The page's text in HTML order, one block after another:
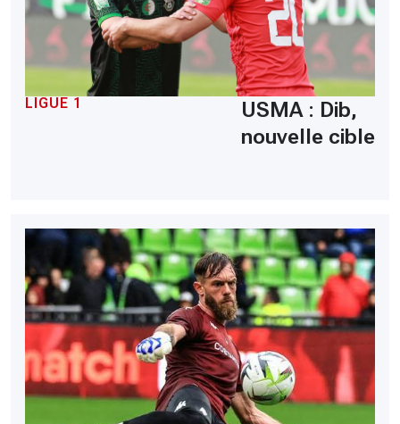
LIGUE 1
USMA : Dib,
nouvelle cible